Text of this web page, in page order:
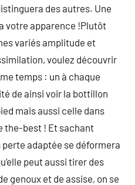
des autres. Une
votre apparence !Plutôt
variés amplitude et
voulez découvrir
temps : un à chaque
de ainsi voir la bottillon
mais aussi celle dans
the-best ! Et sachant
perte adaptée se déformera
peut aussi tirer des
genoux et de assise, on se